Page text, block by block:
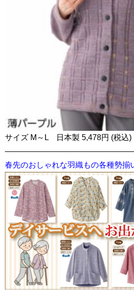
サイズ M～L 日本製 5,478円 (税込)
春先のおしゃれな羽織もの各種勢揃